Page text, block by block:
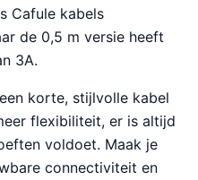
Cafule kabels
de 0,5 m versie heeft
3A.
korte, stijlvolle kabel
flexibiliteit, er is altijd
voldoet. Maak je
connectiviteit en